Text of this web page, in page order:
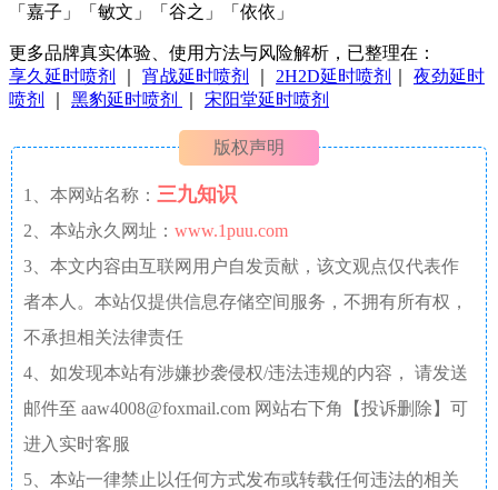
「嘉子」「敏文」「谷之」「依依」
更多品牌真实体验、使用方法与风险解析，已整理在：
享久延时喷剂
宵战延时喷剂 2H2D延时喷剂
夜劲延时
喷剂
黑豹延时喷剂 宋阳堂延时喷剂
版权声明
1、本网站名称： 三九知识
2、本站永久网址： www.1puu.com
3、本文内容由互联网用户自发贡献，该文观点仅代表作
者本人。本站仅提供信息存储空间服务，不拥有所有权，
不承担相关法律责任
4、如发现本站有涉嫌抄袭侵权/违法违规的内容， 请发送
邮件至 aaw4008@foxmail.com 网站右下角【投诉删除】可
进入实时客服
5、本站一律禁止以任何方式发布或转载任何违法的相关